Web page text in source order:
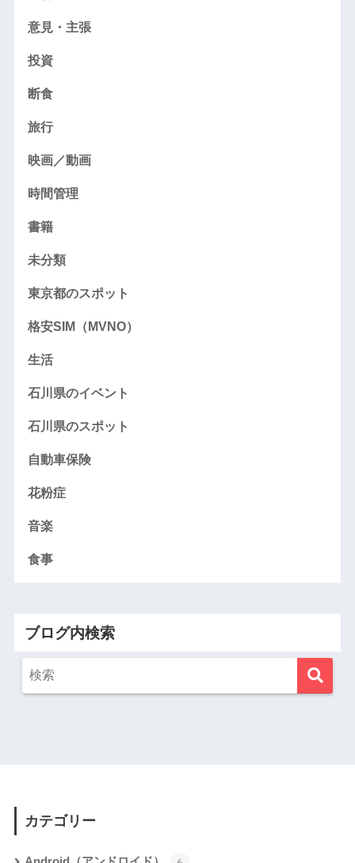
意見・主張
投資
断食
旅行
映画／動画
時間管理
書籍
未分類
東京都のスポット
格安SIM（MVNO）
生活
石川県のイベント
石川県のスポット
自動車保険
花粉症
音楽
食事
ブログ内検索
カテゴリー